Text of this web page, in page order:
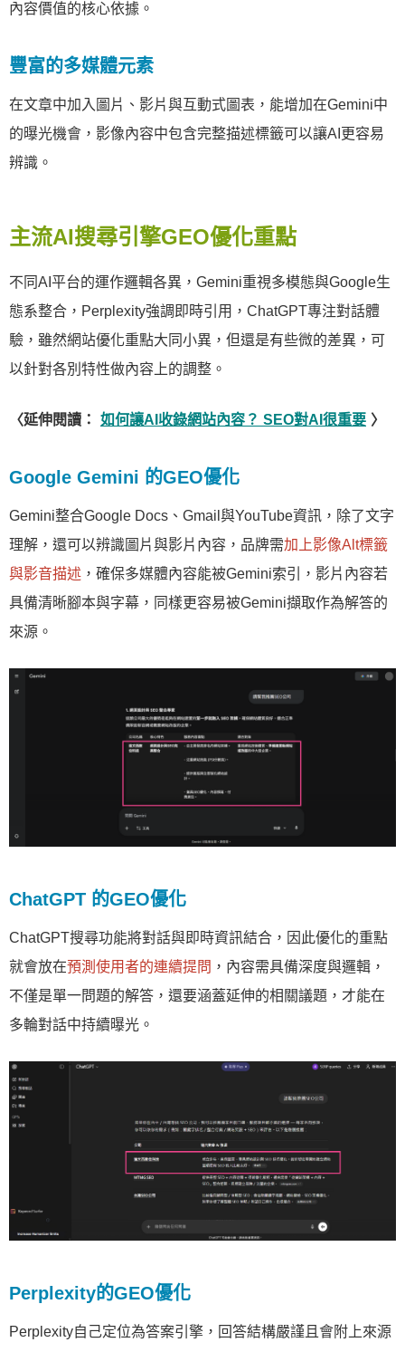
內容價值的核心依據。
豐富的多媒體元素
在文章中加入圖片、影片與互動式圖表，能增加在Gemini中
的曝光機會，影像內容中包含完整描述標籤可以讓AI更容易
辨識。
主流AI搜尋引擎GEO優化重點
不同AI平台的運作邏輯各異，Gemini重視多模態與Google生
態系整合，Perplexity強調即時引用，ChatGPT專注對話體
驗，雖然網站優化重點大同小異，但還是有些微的差異，可
以針對各別特性做內容上的調整。
〈延伸閱讀： 如何讓AI收錄網站內容？ SEO對AI很重要 〉
Google Gemini 的GEO優化
Gemini整合Google Docs、Gmail與YouTube資訊，除了文字
理解，還可以辨識圖片與影片內容，品牌需加上影像Alt標籤
與影音描述 ，確保多媒體內容能被Gemini索引，影片內容若
具備清晰腳本與字幕，同樣更容易被Gemini擷取作為解答的
來源。
ChatGPT 的GEO優化
ChatGPT搜尋功能將對話與即時資訊結合，因此優化的重點
就會放在預測使用者的連續提問 ，內容需具備深度與邏輯，
不僅是單一問題的解答，還要涵蓋延伸的相關議題，才能在
多輪對話中持續曝光。
Perplexity的GEO優化
Perplexity自己定位為答案引擎，回答結構嚴謹且會附上來源